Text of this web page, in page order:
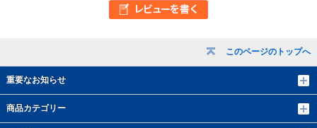
このページのトップへ
重要なお知らせ
商品カテゴリー